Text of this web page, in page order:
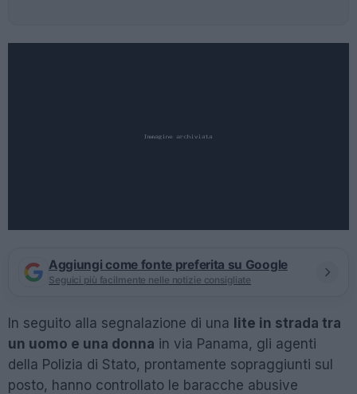
Aggiungi come fonte preferita su Google
Seguici più facilmente nelle notizie consigliate
In seguito alla segnalazione di una lite in strada tra
un uomo e una donna in via Panama, gli agenti
della Polizia di Stato, prontamente sopraggiunti sul
posto, hanno controllato le baracche abusive